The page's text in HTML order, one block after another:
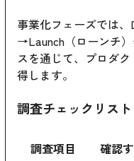
事業化フェーズでは、
→Launch（ローンチ
スを通じて、プロダ
得します。
調査チェックリス
調査項目 確認